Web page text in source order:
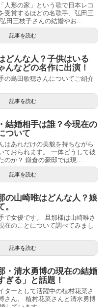
人形の家」という歌で日本レコ
受賞するほどの名歌手、弘田三
田三枝子さんの結婚やお...
記事を読む
どんな人？子供はいる
んなどの名作に出演！
の島田歌穂さんについてご紹介
記事を読む
結婚相手は誰？今現在の
ついて
はあれだけの美貌を持ちながら
ておられます。 一体どうして彼
のか？ 鎌倉の豪邸では現...
記事を読む
の山崎唯はどんな人？娘
で女優です。 旦那様は山崎唯さ
在のことについて調べてみまし
記事を読む
・清水勇博の現在の結婚
ぎる」と話題！
ターとして活躍中の植村花菜さ
さん。 植村花菜さんと清水勇博